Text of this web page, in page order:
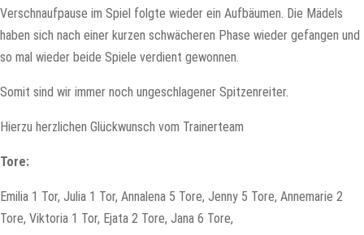
Verschnaufpause im Spiel folgte wieder ein Aufbäumen. Die Mädels
haben sich nach einer kurzen schwächeren Phase wieder gefangen und
so mal wieder beide Spiele verdient gewonnen.
Somit sind wir immer noch ungeschlagener Spitzenreiter.
Hierzu herzlichen Glückwunsch vom Trainerteam
Tore:
Emilia 1 Tor, Julia 1 Tor, Annalena 5 Tore, Jenny 5 Tore, Annemarie 2
Tore, Viktoria 1 Tor, Ejata 2 Tore, Jana 6 Tore,